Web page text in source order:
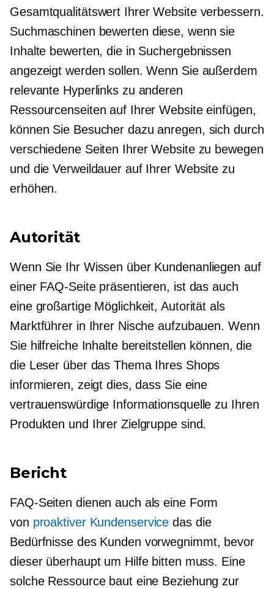
Gesamtqualitätswert Ihrer Website verbessern.
Suchmaschinen bewerten diese, wenn sie
Inhalte bewerten, die in Suchergebnissen
angezeigt werden sollen. Wenn Sie außerdem
relevante Hyperlinks zu anderen
Ressourcenseiten auf Ihrer Website einfügen,
können Sie Besucher dazu anregen, sich durch
verschiedene Seiten Ihrer Website zu bewegen
und die Verweildauer auf Ihrer Website zu
erhöhen.
Autorität
Wenn Sie Ihr Wissen über Kundenanliegen auf
einer FAQ-Seite präsentieren, ist das auch
eine großartige Möglichkeit, Autorität als
Marktführer in Ihrer Nische aufzubauen. Wenn
Sie hilfreiche Inhalte bereitstellen können, die
die Leser über das Thema Ihres Shops
informieren, zeigt dies, dass Sie eine
vertrauenswürdige Informationsquelle zu Ihren
Produkten und Ihrer Zielgruppe sind.
Bericht
FAQ-Seiten dienen auch als eine Form
von proaktiver Kundenservice das die
Bedürfnisse des Kunden vorwegnimmt, bevor
dieser überhaupt um Hilfe bitten muss. Eine
solche Ressource baut eine Beziehung zur